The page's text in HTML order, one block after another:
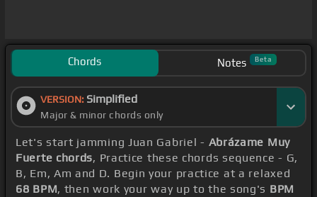
Chords Notes Beta
VERSION: Simplified
Major & minor chords only
Let's start jamming Juan Gabriel - Abrázame Muy
Fuerte chords, Practice these chords sequence - G,
B, Em, Am and D. Begin your practice at a relaxed
68 BPM, then work your way up to the song's BPM